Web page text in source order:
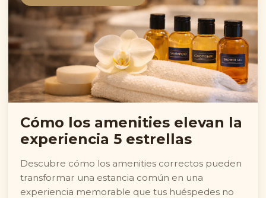
Cómo los amenities elevan la
experiencia 5 estrellas
Descubre cómo los amenities correctos pueden
transformar una estancia común en una
experiencia memorable que tus huéspedes no